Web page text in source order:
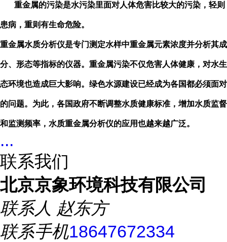
重金属的污染是水污染里面对人体危害比较大的污染，轻则
患病，重则有生命危险。
重金属水质分析仪是专门测定水样中重金属元素浓度并分析其成
分、形态等指标的仪器。重金属污染不仅危害人体健康，对水生
态环境也造成巨大影响。绿色水源建设已经成为各国都必须面对
的问题。为此，各国政府不断调整水质健康标准，增加水质监督
和监测频率，水质重金属分析仪的应用也越来越广泛。
...
联系我们
北京京象环境科技有限公司
联系人 赵东方
联系手机18647672334